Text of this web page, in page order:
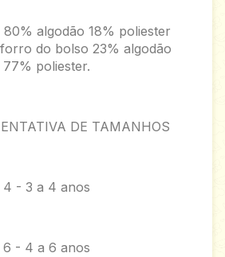
80% algodão 18% poliester
do bolso 23% algodão
77% poliester.
DE TAMANHOS
4 - 3 a 4 anos
6 - 4 a 6 anos